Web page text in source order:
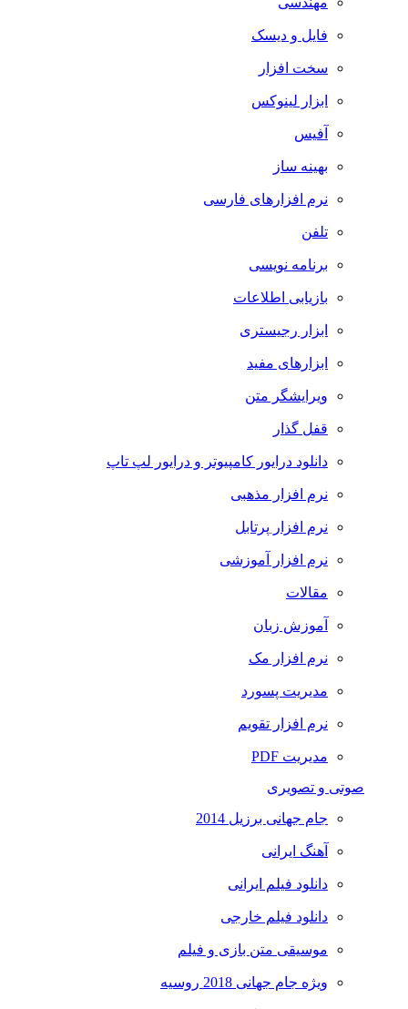
فایل و دیسک
سخت افزار
ابزار لینوکس
آفیس
بهینه ساز
نرم افزارهای فارسی
تلفن
برنامه نویسی
بازیابی اطلاعات
ابزار رجیستری
ابزارهای مفید
ویرایشگر متن
قفل گذار
دانلود درایور کامپیوتر و درایور لپ تاپ
نرم افزار مذهبی
نرم افزار پرتابل
نرم افزار آموزشی
مقالات
آموزش زبان
نرم افزار مک
مدیریت پسورد
نرم افزار تقویم
مدیریت PDF
صوتی و تصویری
جام جهانی برزیل 2014
آهنگ ایرانی
دانلود فیلم ایرانی
دانلود فیلم خارجی
موسیقی متن بازی و فیلم
ویژه جام جهانی 2018 روسیه